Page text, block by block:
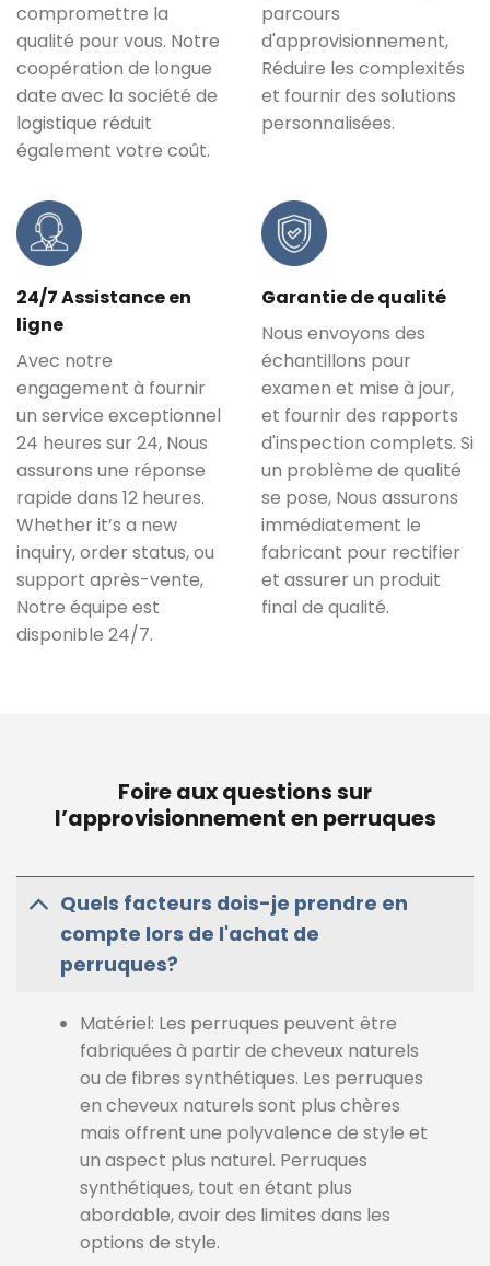
compromettre la
qualité pour vous. Notre
coopération de longue
date avec la société de
logistique réduit
également votre coût.
parcours
d'approvisionnement,
Réduire les complexités
et fournir des solutions
personnalisées.
24/7 Assistance en
ligne
Avec notre
engagement à fournir
un service exceptionnel
24 heures sur 24, Nous
assurons une réponse
rapide dans 12 heures.
Whether it’s a new
inquiry,order status, ou
support après-vente,
Notre équipe est
disponible 24/7.
Garantie de qualité
Nous envoyons des
échantillons pour
examen et mise à jour,
et fournir des rapports
d'inspection complets. Si
un problème de qualité
se pose, Nous assurons
immédiatement le
fabricant pour rectifier
et assurer un produit
final de qualité.
Foire aux questions sur
l’approvisionnement en perruques
Quels facteurs dois-je prendre en
compte lors de l'achat de
perruques?
Matériel: Les perruques peuvent être
fabriquées à partir de cheveux naturels
ou de fibres synthétiques. Les perruques
en cheveux naturels sont plus chères
mais offrent une polyvalence de style et
un aspect plus naturel. Perruques
synthétiques, tout en étant plus
abordable, avoir des limites dans les
options de style.